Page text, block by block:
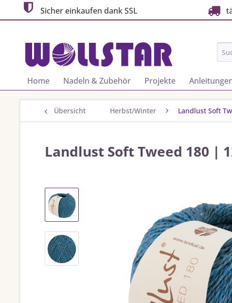
Sicher einkaufen dank SSL
Home Nadeln & Zubehör Projekte
Übersicht Herbst/Winter Landlust Soft
Landlust Soft Tweed 180 |